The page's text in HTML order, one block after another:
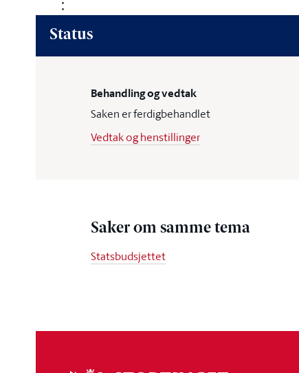
Status
Behandling og vedtak
Saken er ferdigbehandlet
Vedtak og henstillinger
Saker om samme tema
Statsbudsjettet